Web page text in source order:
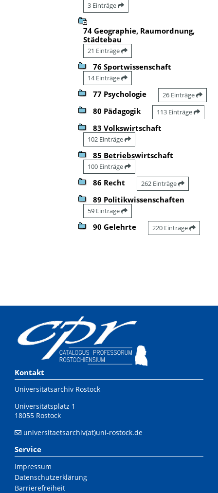
3 Einträge
74 Geographie, Raumordnung,
Städtebau
21 Einträge
76 Sportwissenschaft
14 Einträge
77 Psychologie 26 Einträge
80 Pädagogik 113 Einträge
83 Volkswirtschaft
102 Einträge
85 Betriebswirtschaft
100 Einträge
86 Recht 262 Einträge
89 Politikwissenschaften
59 Einträge
90 Gelehrte 220 Einträge
Kontakt
Universitätsarchiv Rostock
Universitätsplatz 1
18055 Rostock
universitaetsarchiv(at)uni-rostock.de
Service
Impressum
Datenschutzerklärung
Barrierefreiheit